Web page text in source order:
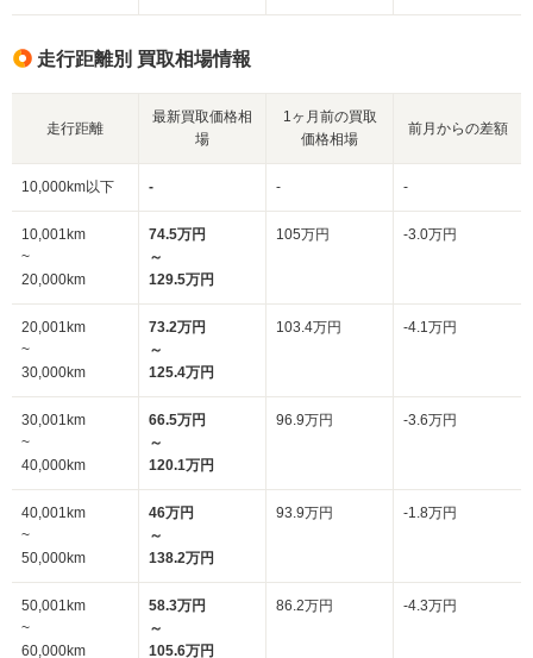
走行距離別 買取相場情報
走行距離
最新買取価格相
場
1ヶ月前の買取
価格相場
前月からの差額
10,000km以下 - - -
10,001km
~
20,000km
74.5万円
～
129.5万円
105万円 -3.0万円
20,001km
~
30,000km
73.2万円
～
125.4万円
103.4万円 -4.1万円
30,001km
~
40,000km
66.5万円
～
120.1万円
96.9万円 -3.6万円
40,001km
~
50,000km
46万円
～
138.2万円
93.9万円 -1.8万円
50,001km
~
60,000km
58.3万円
～
105.6万円
86.2万円 -4.3万円